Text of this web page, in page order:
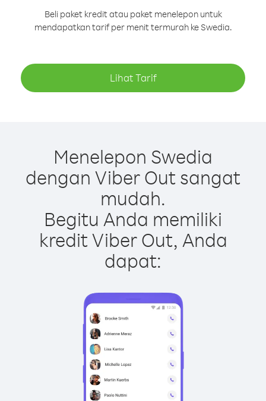
Beli paket kredit atau paket menelepon untuk
mendapatkan tarif per menit termurah ke Swedia.
Lihat Tarif
Menelepon Swedia
dengan Viber Out sangat
mudah.
Begitu Anda memiliki
kredit Viber Out, Anda
dapat: